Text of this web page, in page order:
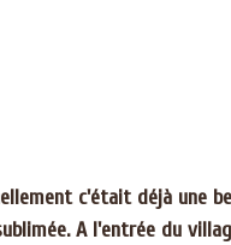
c'était déjà une
A l'entrée du